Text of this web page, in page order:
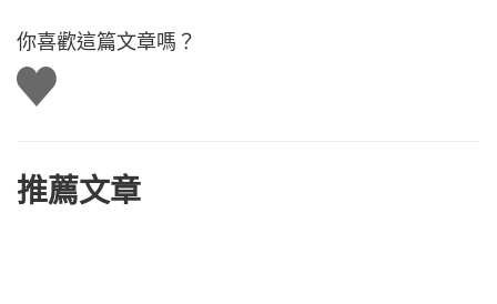
你喜歡這篇文章嗎？
讚
推薦文章